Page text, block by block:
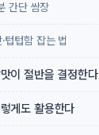
간단 쌈장
텁텁함 잡는 법
이 절반을 결정한다
게도 활용한다